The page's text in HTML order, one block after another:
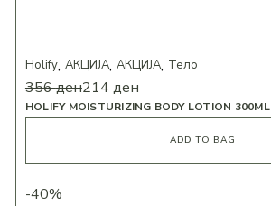
HOLIFY MOISTURIZING BODY LOTION 300ML
Holify АКЦИЈА АКЦИЈА Тело
356ден214 ден
ADD TO BAG
-40%